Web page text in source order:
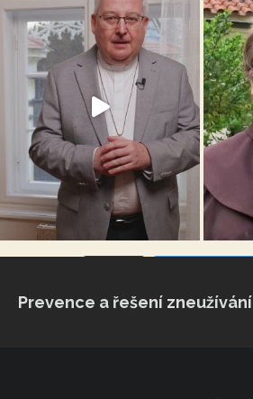
Prevence a řešení zneužívání